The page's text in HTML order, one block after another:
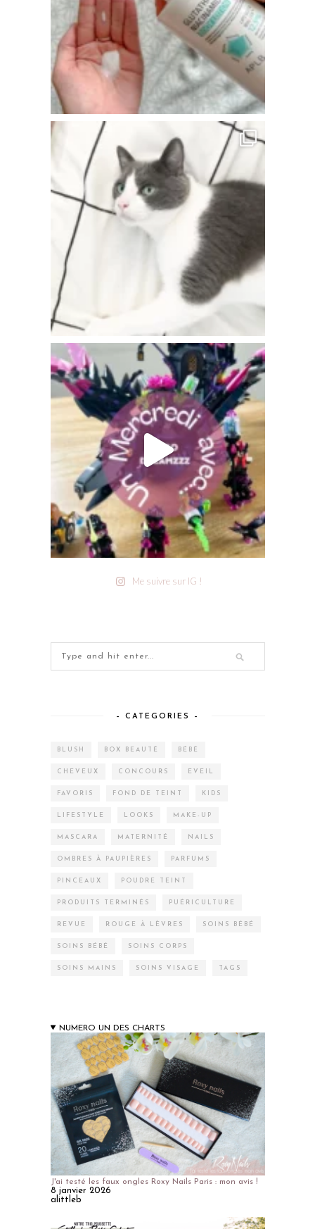
Me suivre sur IG !
– CATEGORIES –
BLUSH BOX BEAUTÉ BÉBÉ
CHEVEUX CONCOURS EVEIL
FAVORIS FOND DE TEINT KIDS
LIFESTYLE LOOKS MAKE-UP
MASCARA MATERNITÉ NAILS
OMBRES À PAUPIÈRES PARFUMS
PINCEAUX POUDRE TEINT
PRODUITS TERMINÉS PUÉRICULTURE
REVUE ROUGE À LÈVRES SOINS BÉBÉ
SOINS BÉBÉ SOINS CORPS
SOINS MAINS SOINS VISAGE TAGS
NUMERO UN DES CHARTS
J'ai testé les faux ongles Roxy Nails Paris : mon avis !
8 janvier 2026
alittleb